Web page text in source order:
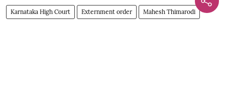
Karnataka High Court Externment order Mahesh Thimarodi